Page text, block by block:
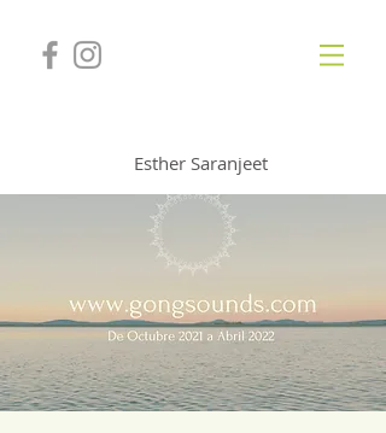
Esther Saranjeet